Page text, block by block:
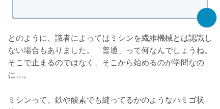
とのように、識者によってはミシンを繊維機械とは認識し
ない場合もありました。「普通」って何なんでしょうね。
そこで止まるのではなく、そこから始めるのが学問なの
に…。
ミシンって、鉄や酸素でも縫ってるかのようなハミゴ状